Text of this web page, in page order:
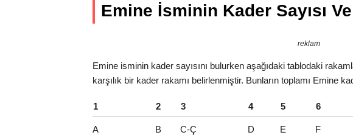
Emine İsminin Kader Sayısı
reklam
Emine isminin kader sayısını bulurken aşağıdaki tablodaki
karşılık bir kader rakamı belirlenmiştir. Bunların toplamı Emine
1 2 3 4 5 6
A B C-Ç D E F